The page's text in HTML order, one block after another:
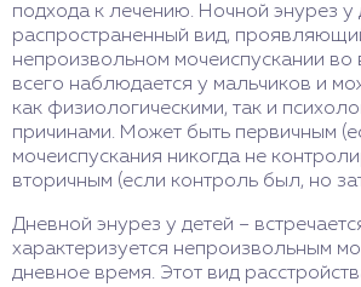
подхода к лечению. Ночной энурез у
распространенный вид,
непроизвольном мочеиспускании
всего наблюдается у мальчиков и
как физиологическими, так и
причинами. Может быть первичным
мочеиспускания никогда не
вторичным (если контроль был, но
Дневной энурез у детей –
характеризуется непроизвольным
дневное время. Этот вид